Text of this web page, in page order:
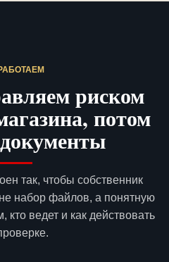
риском
потом
так, чтобы собственник
набор файлов, а понятную
кто ведет и как действовать